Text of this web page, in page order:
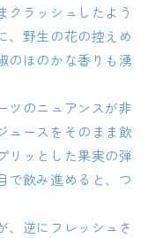
クラッシュしたよう
、野生の花の控えめ
のほのかな香りも湧
ツのニュアンスが非
ュースをそのまま飲
リッとした果実の弾
で飲み進めると、つ
、逆にフレッシュさ